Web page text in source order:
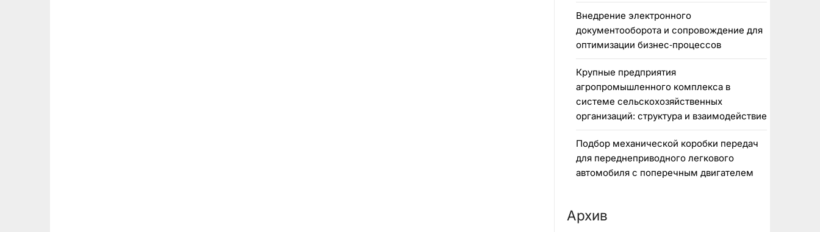
Внедрение электронного
документооборота и сопровождение для
оптимизации бизнес‑процессов
Крупные предприятия
агропромышленного комплекса в
системе сельскохозяйственных
организаций: структура и взаимодействие
Подбор механической коробки передач
для переднеприводного легкового
автомобиля с поперечным двигателем
Архив